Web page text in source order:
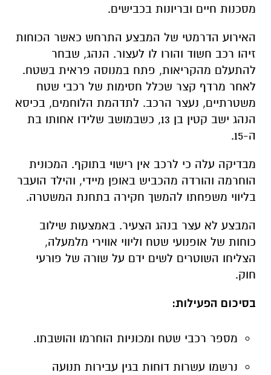
מסכנות חיים ובריונות בכבישים.
האירוע הדרמטי של המבצע התרחש כאשר הכוחות
זיהו רכב חשוד והורו לו לעצור. הנהג, שבחר
להתעלם מהקריאות, פתח במנוסה פראית בשטח.
לאחר מרדף קצר שכלל חסימות של רכבי שטח
משטרתיים, נעצר הרכב. לתדהמת הלוחמים, בכיסא
הנהג ישב קטין בן 13, כשבמושב שלידו אחותו בת
ה-15.
מבדיקה עלה כי לרכב אין רישוי בתוקף. המכונית
הוחרמה והורדה מהכביש באופן מיידי, והילד הועבר
בליווי משפחתו להמשך חקירה בתחנת המשטרה.
המבצע לא עצר בנהג הצעיר. באמצעות שילוב
כוחות של אופנועי שטח וליווי אווירי מלמעלה,
הצליחו השוטרים לשים ידם על שורה של פורעי
חוק.
בסיכום הפעילות:
מספר רכבי שטח ומכוניות הוחרמו והושבתו.
נרשמו עשרות דוחות בגין עבירות תנועה